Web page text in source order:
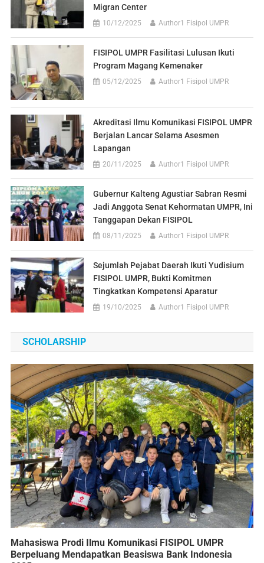
Migran Center
10/12/2025 Author1 Fisipol UMPR
FISIPOL UMPR Fasilitasi Lulusan Ikuti
Program Magang Kemenaker
05/12/2025 Author1 Fisipol UMPR
Akreditasi Ilmu Komunikasi FISIPOL UMPR
Berjalan Lancar Selama Asesmen
Lapangan
20/11/2025 Author1 Fisipol UMPR
Gubernur Kalteng Agustiar Sabran Resmi
Jadi Anggota Senat Kehormatan UMPR, Ini
Tanggapan Dekan FISIPOL
08/11/2025 Author1 Fisipol UMPR
Sejumlah Pejabat Daerah Ikuti Yudisium
FISIPOL UMPR, Bukti Komitmen
Tingkatkan Kompetensi Aparatur
19/10/2025 Author1 Fisipol UMPR
SCHOLARSHIP
Mahasiswa Prodi Ilmu Komunikasi FISIPOL UMPR
Berpeluang Mendapatkan Beasiswa Bank Indonesia